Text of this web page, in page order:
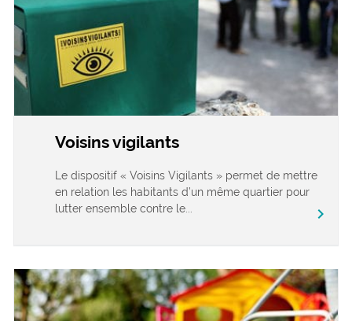
Voisins vigilants
Le dispositif « Voisins Vigilants » permet de mettre
en relation les habitants d’un même quartier pour
lutter ensemble contre le...
chevron_right